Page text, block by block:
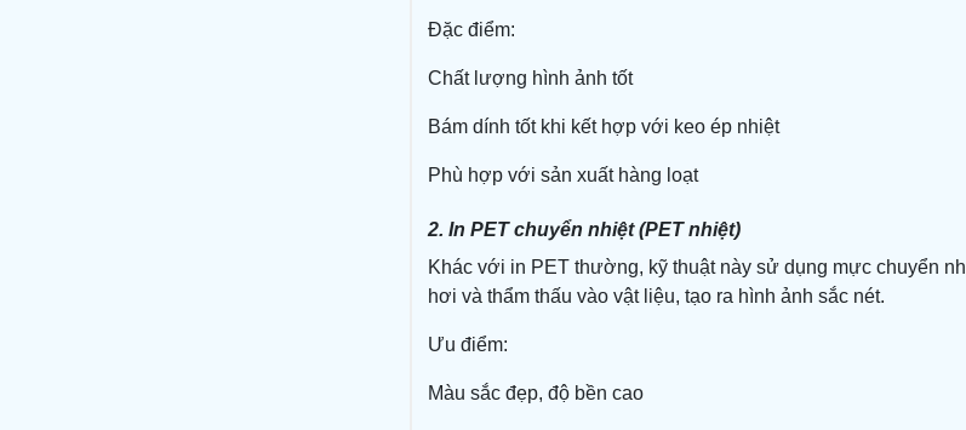
Đặc điểm:
Chất lượng hình ảnh tốt
Bám dính tốt khi kết hợp với keo ép nhiệt
Phù hợp với sản xuất hàng loạt
2. In PET chuyển nhiệt (PET nhiệt)
Khác với in PET thường, kỹ thuật này sử dụng mực chuyển
hơi và thẩm thấu vào vật liệu, tạo ra hình ảnh sắc nét.
Ưu điểm:
Màu sắc đẹp, độ bền cao